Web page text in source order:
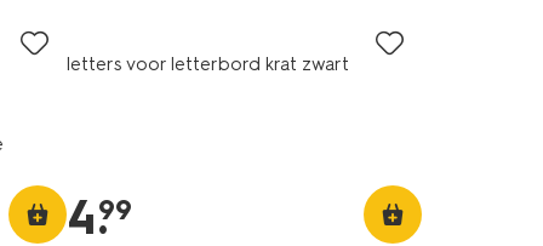
letters voor letterbord krat zwart
4.
99